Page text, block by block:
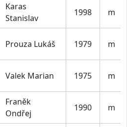
Karas
Stanislav
1998 m
Prouza Lukáš 1979 m
Valek Marian 1975 m
Franěk
Ondřej
1990 m